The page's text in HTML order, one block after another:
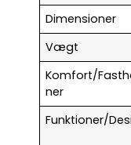
Dimensioner
Vægt
Komfort/
ner
Funktioner/